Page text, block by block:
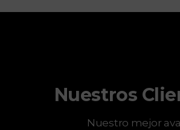
Nuestros
Nuestro mejor